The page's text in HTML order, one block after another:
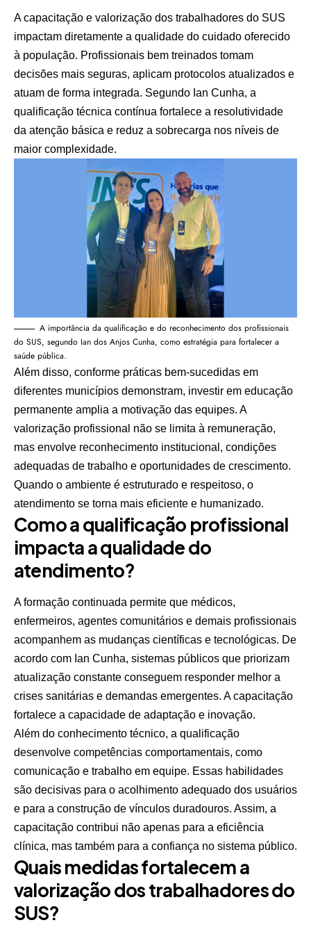
A capacitação e valorização dos trabalhadores do SUS
impactam diretamente a qualidade do cuidado oferecido
à população. Profissionais bem treinados tomam
decisões mais seguras, aplicam protocolos atualizados e
atuam de forma integrada. Segundo Ian Cunha, a
qualificação técnica contínua fortalece a resolutividade
da atenção básica e reduz a sobrecarga nos níveis de
maior complexidade.
A importância da qualificação e do reconhecimento dos profissionais
do SUS, segundo Ian dos Anjos Cunha, como estratégia para fortalecer a
saúde pública.
Além disso, conforme práticas bem-sucedidas em
diferentes municípios demonstram, investir em educação
permanente amplia a motivação das equipes. A
valorização profissional não se limita à remuneração,
mas envolve reconhecimento institucional, condições
adequadas de trabalho e oportunidades de crescimento.
Quando o ambiente é estruturado e respeitoso, o
atendimento se torna mais eficiente e humanizado.
Como a qualificação profissional
impacta a qualidade do
atendimento?
A formação continuada permite que médicos,
enfermeiros, agentes comunitários e demais profissionais
acompanhem as mudanças científicas e tecnológicas. De
acordo com Ian Cunha, sistemas públicos que priorizam
atualização constante conseguem responder melhor a
crises sanitárias e demandas emergentes. A capacitação
fortalece a capacidade de adaptação e inovação.
Além do conhecimento técnico, a qualificação
desenvolve competências comportamentais, como
comunicação e trabalho em equipe. Essas habilidades
são decisivas para o acolhimento adequado dos usuários
e para a construção de vínculos duradouros. Assim, a
capacitação contribui não apenas para a eficiência
clínica, mas também para a confiança no sistema público.
Quais medidas fortalecem a
valorização dos trabalhadores do
SUS?